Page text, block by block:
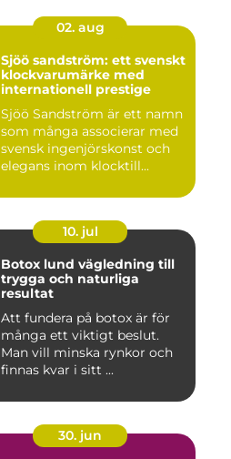
02. aug
Sjöö sandström: ett svenskt
klockvarumärke med
internationell prestige
Sjöö Sandström är ett namn
som många associerar med
svensk ingenjörskonst och
elegans inom klocktill...
10. jul
Botox lund vägledning till
trygga och naturliga
resultat
Att fundera på botox är för
många ett viktigt beslut.
Man vill minska rynkor och
finnas kvar i sitt ...
30. jun